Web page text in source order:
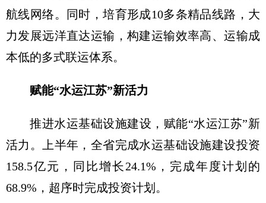
航线网络。同时，培育形成10多条精品线路，大
力发展远洋直达运输，构建运输效率高、运输成
本低的多式联运体系。
赋能“水运江苏”新活力
推进水运基础设施建设，赋能“水运江苏”新
活力。上半年，全省完成水运基础设施建设投资
158.5亿元，同比增长24.1%，完成年度计划的
68.9%，超序时完成投资计划。